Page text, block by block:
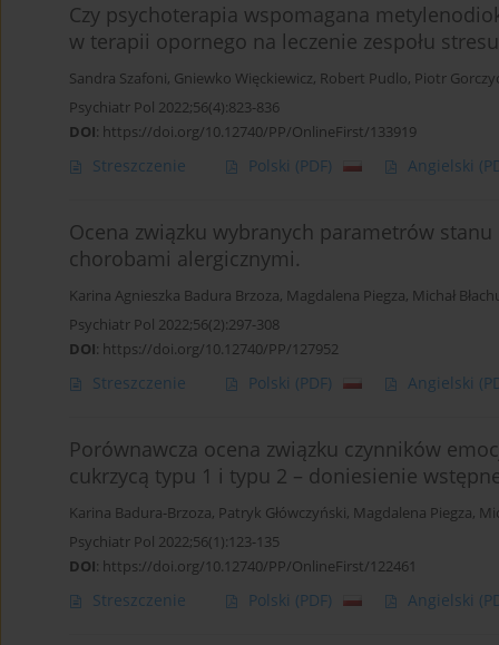
Czy psychoterapia wspomagana
w terapii opornego na leczenie zespołu
Sandra Szafoni, Gniewko Więckiewicz, Robert Pudlo, Piotr
Psychiatr Pol 2022;56(4):823-836
DOI: https://doi.org/10.12740/PP/OnlineFirst/133919
Streszczenie Polski (PDF) Angielski
Ocena związku wybranych parametrów
chorobami alergicznymi.
Karina Agnieszka Badura Brzoza, Magdalena Piegza, Michał
Psychiatr Pol 2022;56(2):297-308
DOI: https://doi.org/10.12740/PP/127952
Streszczenie Polski (PDF) Angielski
Porównawcza ocena związku czynników
cukrzycą typu 1 i typu 2 – doniesienie
Karina Badura-Brzoza, Patryk Główczyński, Magdalena Piegza,
Psychiatr Pol 2022;56(1):123-135
DOI: https://doi.org/10.12740/PP/OnlineFirst/122461
Streszczenie Polski (PDF) Angielski